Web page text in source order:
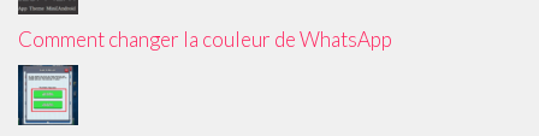
Comment changer la couleur de WhatsApp